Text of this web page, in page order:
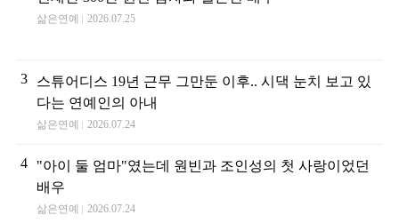
삶은연예 2026.07.25
3
스튜어디스 19년 근무 그만둔 이후.. 시댁 눈치 보고 있
다는 연예인의 아내
삶은연예 2026.07.24
4
"아이 둘 엄마"였는데 원빈과 조인성의 첫 사랑이었던
배우
삶은연예 2026.07.24